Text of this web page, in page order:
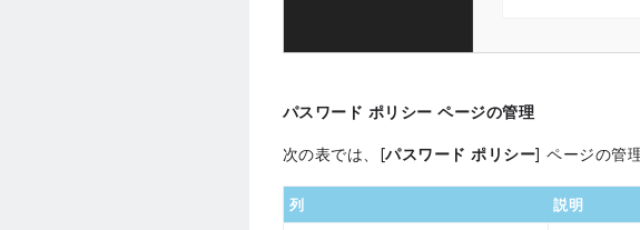
パスワード ポリシー ページの管理
次の表では、[パスワード ポリシー] ページの管
列 説明